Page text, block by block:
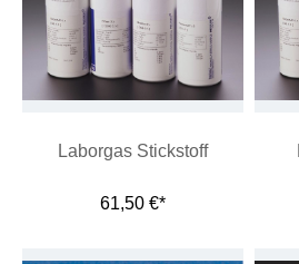
Laborgas Stickstoff
61,50 €*